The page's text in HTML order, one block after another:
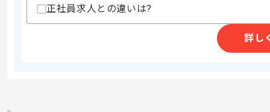
スキルに不安がある方へ
正社員求人との違いは?
詳し